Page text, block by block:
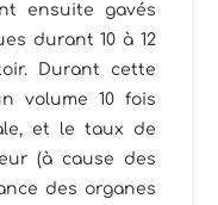
ensuite gavés
durant 10 à 12
Durant cette
volume 10 fois
et le taux de
(à cause des
des organes